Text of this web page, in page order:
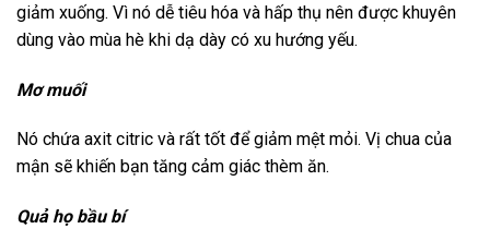
giảm xuống. Vì nó dễ tiêu hóa và hấp thụ nên được khuyên
dùng vào mùa hè khi dạ dày có xu hướng yếu.
Mơ muối
Nó chứa axit citric và rất tốt để giảm mệt mỏi. Vị chua của
mận sẽ khiến bạn tăng cảm giác thèm ăn.
Quả họ bầu bí